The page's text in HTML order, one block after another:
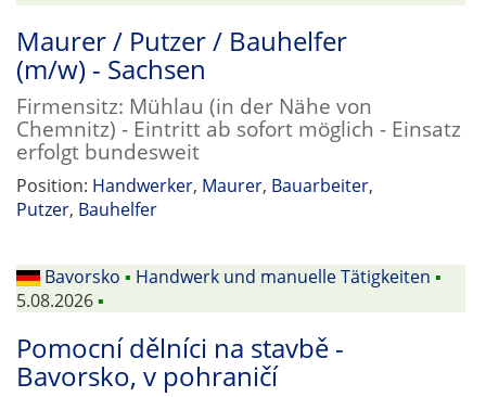
Maurer / Putzer / Bauhelfer
(m/w) - Sachsen
Firmensitz: Mühlau (in der Nähe von
Chemnitz) - Eintritt ab sofort möglich - Einsatz
erfolgt bundesweit
Position: Handwerker, Maurer, Bauarbeiter,
Putzer, Bauhelfer
Bavorsko ▪ Handwerk und manuelle Tätigkeiten ▪
5.08.2026▪
Pomocní dělníci na stavbě -
Bavorsko, v pohraničí